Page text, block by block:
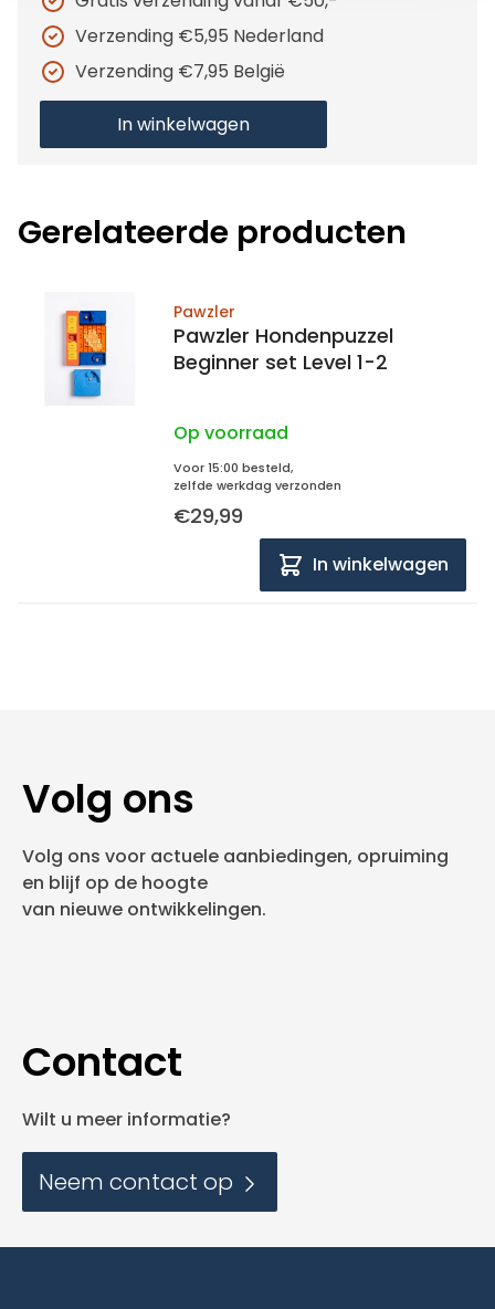
Verzending €5,95 Nederland
Verzending €7,95 België
In winkelwagen
Gerelateerde producten
Pawzler
Pawzler Hondenpuzzel
Beginner set Level 1-2
Op voorraad
Voor 15:00 besteld,
zelfde werkdag verzonden
€29,99
In winkelwagen
Volg ons
Volg ons voor actuele aanbiedingen, opruiming
en blijf op de hoogte
van nieuwe ontwikkelingen.
Contact
Wilt u meer informatie?
Neem contact op